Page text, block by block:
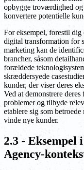
opbygge troværdighed
konvertere potentielle
For eksempel, forestil dig
digital transformation for
marketing kan de
brancher, såsom
forældede
skræddersyede
kunder, der viser deres
Ved at demonstrere
problemer og tilbyde
etablere sig som
vinde nye kunder.
2.3 -
Agency-